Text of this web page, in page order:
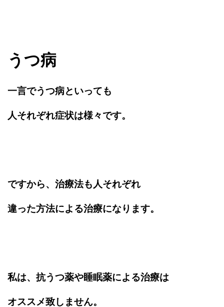
うつ病
一言でうつ病といっても
人それぞれ症状は様々です。
ですから、治療法も人それぞれ
違った方法による治療になります。
私は、抗うつ薬や睡眠薬による治療は
オススメ致しません。